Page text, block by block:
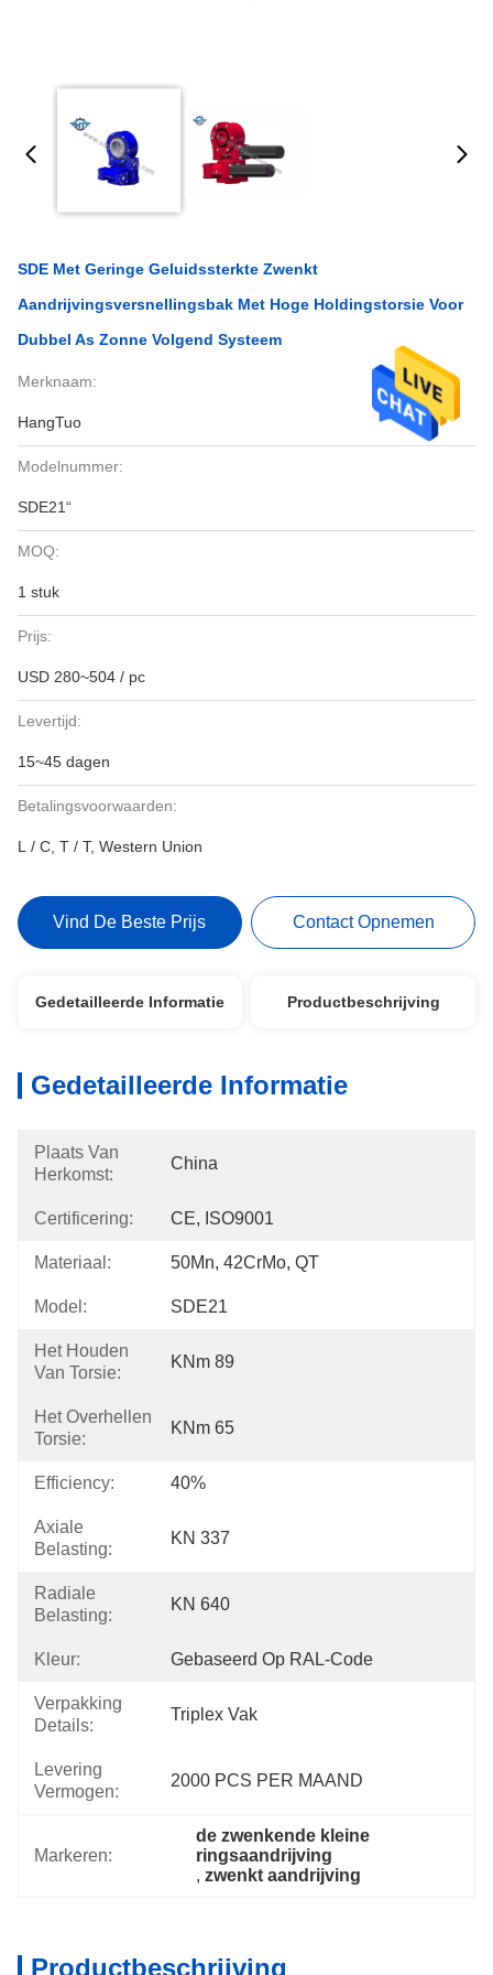
SDE Met Geringe Geluidssterkte Zwenkt
Aandrijvingsversnellingsbak Met Hoge Holdingstorsie Voor
Dubbel As Zonne Volgend Systeem
Merknaam:
HangTuo
Modelnummer:
SDE21“
MOQ:
1 stuk
Prijs:
USD 280~504 / pc
Levertijd:
15~45 dagen
Betalingsvoorwaarden:
L / C, T / T, Western Union
Vind De Beste Prijs Contact Opnemen
Gedetailleerde Informatie Productbeschrijving
Gedetailleerde Informatie
Plaats Van
Herkomst:
China
Certificering: CE, ISO9001
Materiaal: 50Mn, 42CrMo, QT
Model: SDE21
Het Houden
Van Torsie:
KNm 89
Het Overhellen
Torsie:
KNm 65
Efficiency: 40%
Axiale
Belasting:
KN 337
Radiale
Belasting:
KN 640
Kleur: Gebaseerd Op RAL-Code
Verpakking
Details:
Triplex Vak
Levering
Vermogen:
2000 PCS PER MAAND
Markeren:
de zwenkende kleine
ringsaandrijving
, zwenkt aandrijving
Productbeschrijving